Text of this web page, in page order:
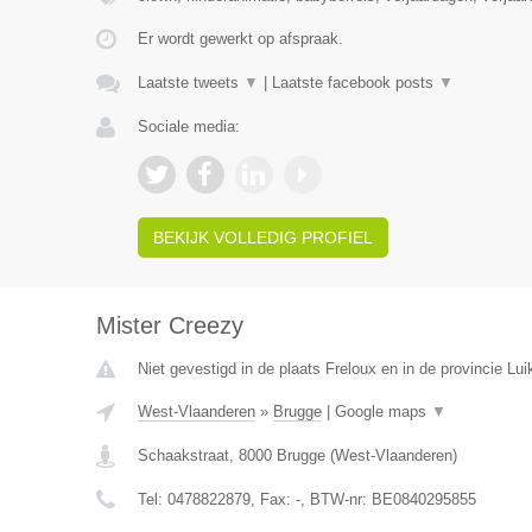
Er wordt gewerkt op afspraak.
Laatste tweets ▼ Laatste facebook posts ▼
Sociale media:
BEKIJK VOLLEDIG PROFIEL
Mister Creezy
Niet gevestigd in de plaats Freloux en in de provincie
West-Vlaanderen» Brugge| Google maps ▼
Schaakstraat, 8000 Brugge(West-Vlaanderen)
Tel: 0478822879, Fax: -, BTW-nr: BE0840295855